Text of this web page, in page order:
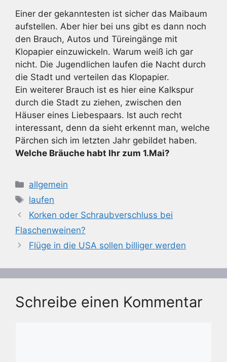
Einer der gekanntesten ist sicher das Maibaum
aufstellen. Aber hier bei uns gibt es dann noch
den Brauch, Autos und Türeingänge mit
Klopapier einzuwickeln. Warum weiß ich gar
nicht. Die Jugendlichen laufen die Nacht durch
die Stadt und verteilen das Klopapier.
Ein weiterer Brauch ist es hier eine Kalkspur
durch die Stadt zu ziehen, zwischen den
Häuser eines Liebespaars. Ist auch recht
interessant, denn da sieht erkennt man, welche
Pärchen sich im letzten Jahr gebildet haben.
Welche Bräuche habt Ihr zum 1.Mai?
Kategorien
allgemein
Schlagwörter
laufen
Korken oder Schraubverschluss bei
Flaschenweinen?
Flüge in die USA sollen billiger werden
Schreibe einen Kommentar